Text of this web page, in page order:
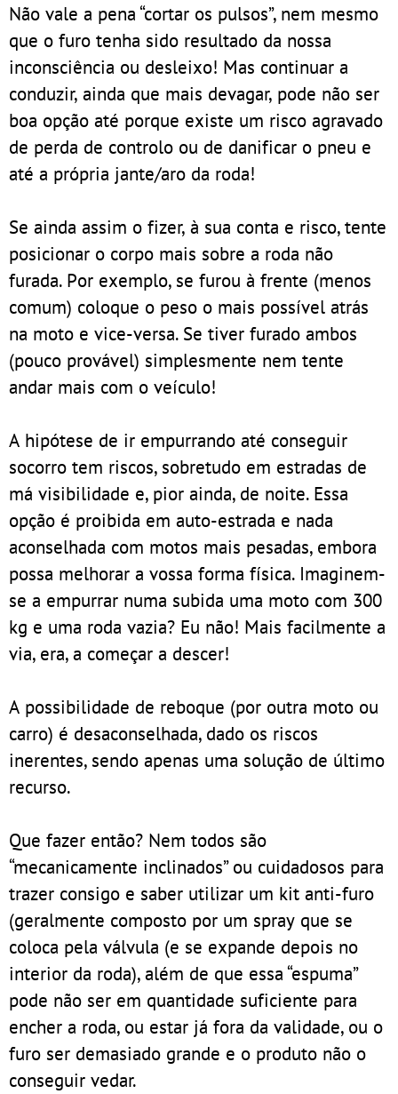
Não vale a pena “cortar os pulsos”, nem mesmo
que o furo tenha sido resultado da nossa
inconsciência ou desleixo! Mas continuar a
conduzir, ainda que mais devagar, pode não ser
boa opção até porque existe um risco agravado
de perda de controlo ou de danificar o pneu e
até a própria jante/aro da roda!
Se ainda assim o fizer, à sua conta e risco, tente
posicionar o corpo mais sobre a roda não
furada. Por exemplo, se furou à frente (menos
comum) coloque o peso o mais possível atrás
na moto e vice-versa. Se tiver furado ambos
(pouco provável) simplesmente nem tente
andar mais com o veículo!
A hipótese de ir empurrando até conseguir
socorro tem riscos, sobretudo em estradas de
má visibilidade e, pior ainda, de noite. Essa
opção é proibida em auto-estrada e nada
aconselhada com motos mais pesadas, embora
possa melhorar a vossa forma física. Imaginem-
se a empurrar numa subida uma moto com 300
kg e uma roda vazia? Eu não! Mais facilmente a
via, era, a começar a descer!
A possibilidade de reboque (por outra moto ou
carro) é desaconselhada, dado os riscos
inerentes, sendo apenas uma solução de último
recurso.
Que fazer então? Nem todos são
“mecanicamente inclinados” ou cuidadosos para
trazer consigo e saber utilizar um kit anti-furo
(geralmente composto por um spray que se
coloca pela válvula (e se expande depois no
interior da roda), além de que essa “espuma”
pode não ser em quantidade suficiente para
encher a roda, ou estar já fora da validade, ou o
furo ser demasiado grande e o produto não o
conseguir vedar.